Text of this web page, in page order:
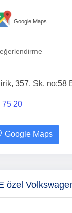
Google Maps
357. Sk. no:58
75 20
Google Maps
özel